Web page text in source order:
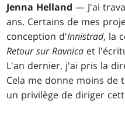
Jenna Helland — J'ai
ans. Certains de mes
conception d'Innistrad, la
Retour sur Ravnica et
L'an dernier, j'ai pris la
Cela me donne moins de
un privilège de diriger